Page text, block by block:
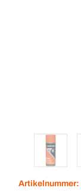
Artikelnummer: